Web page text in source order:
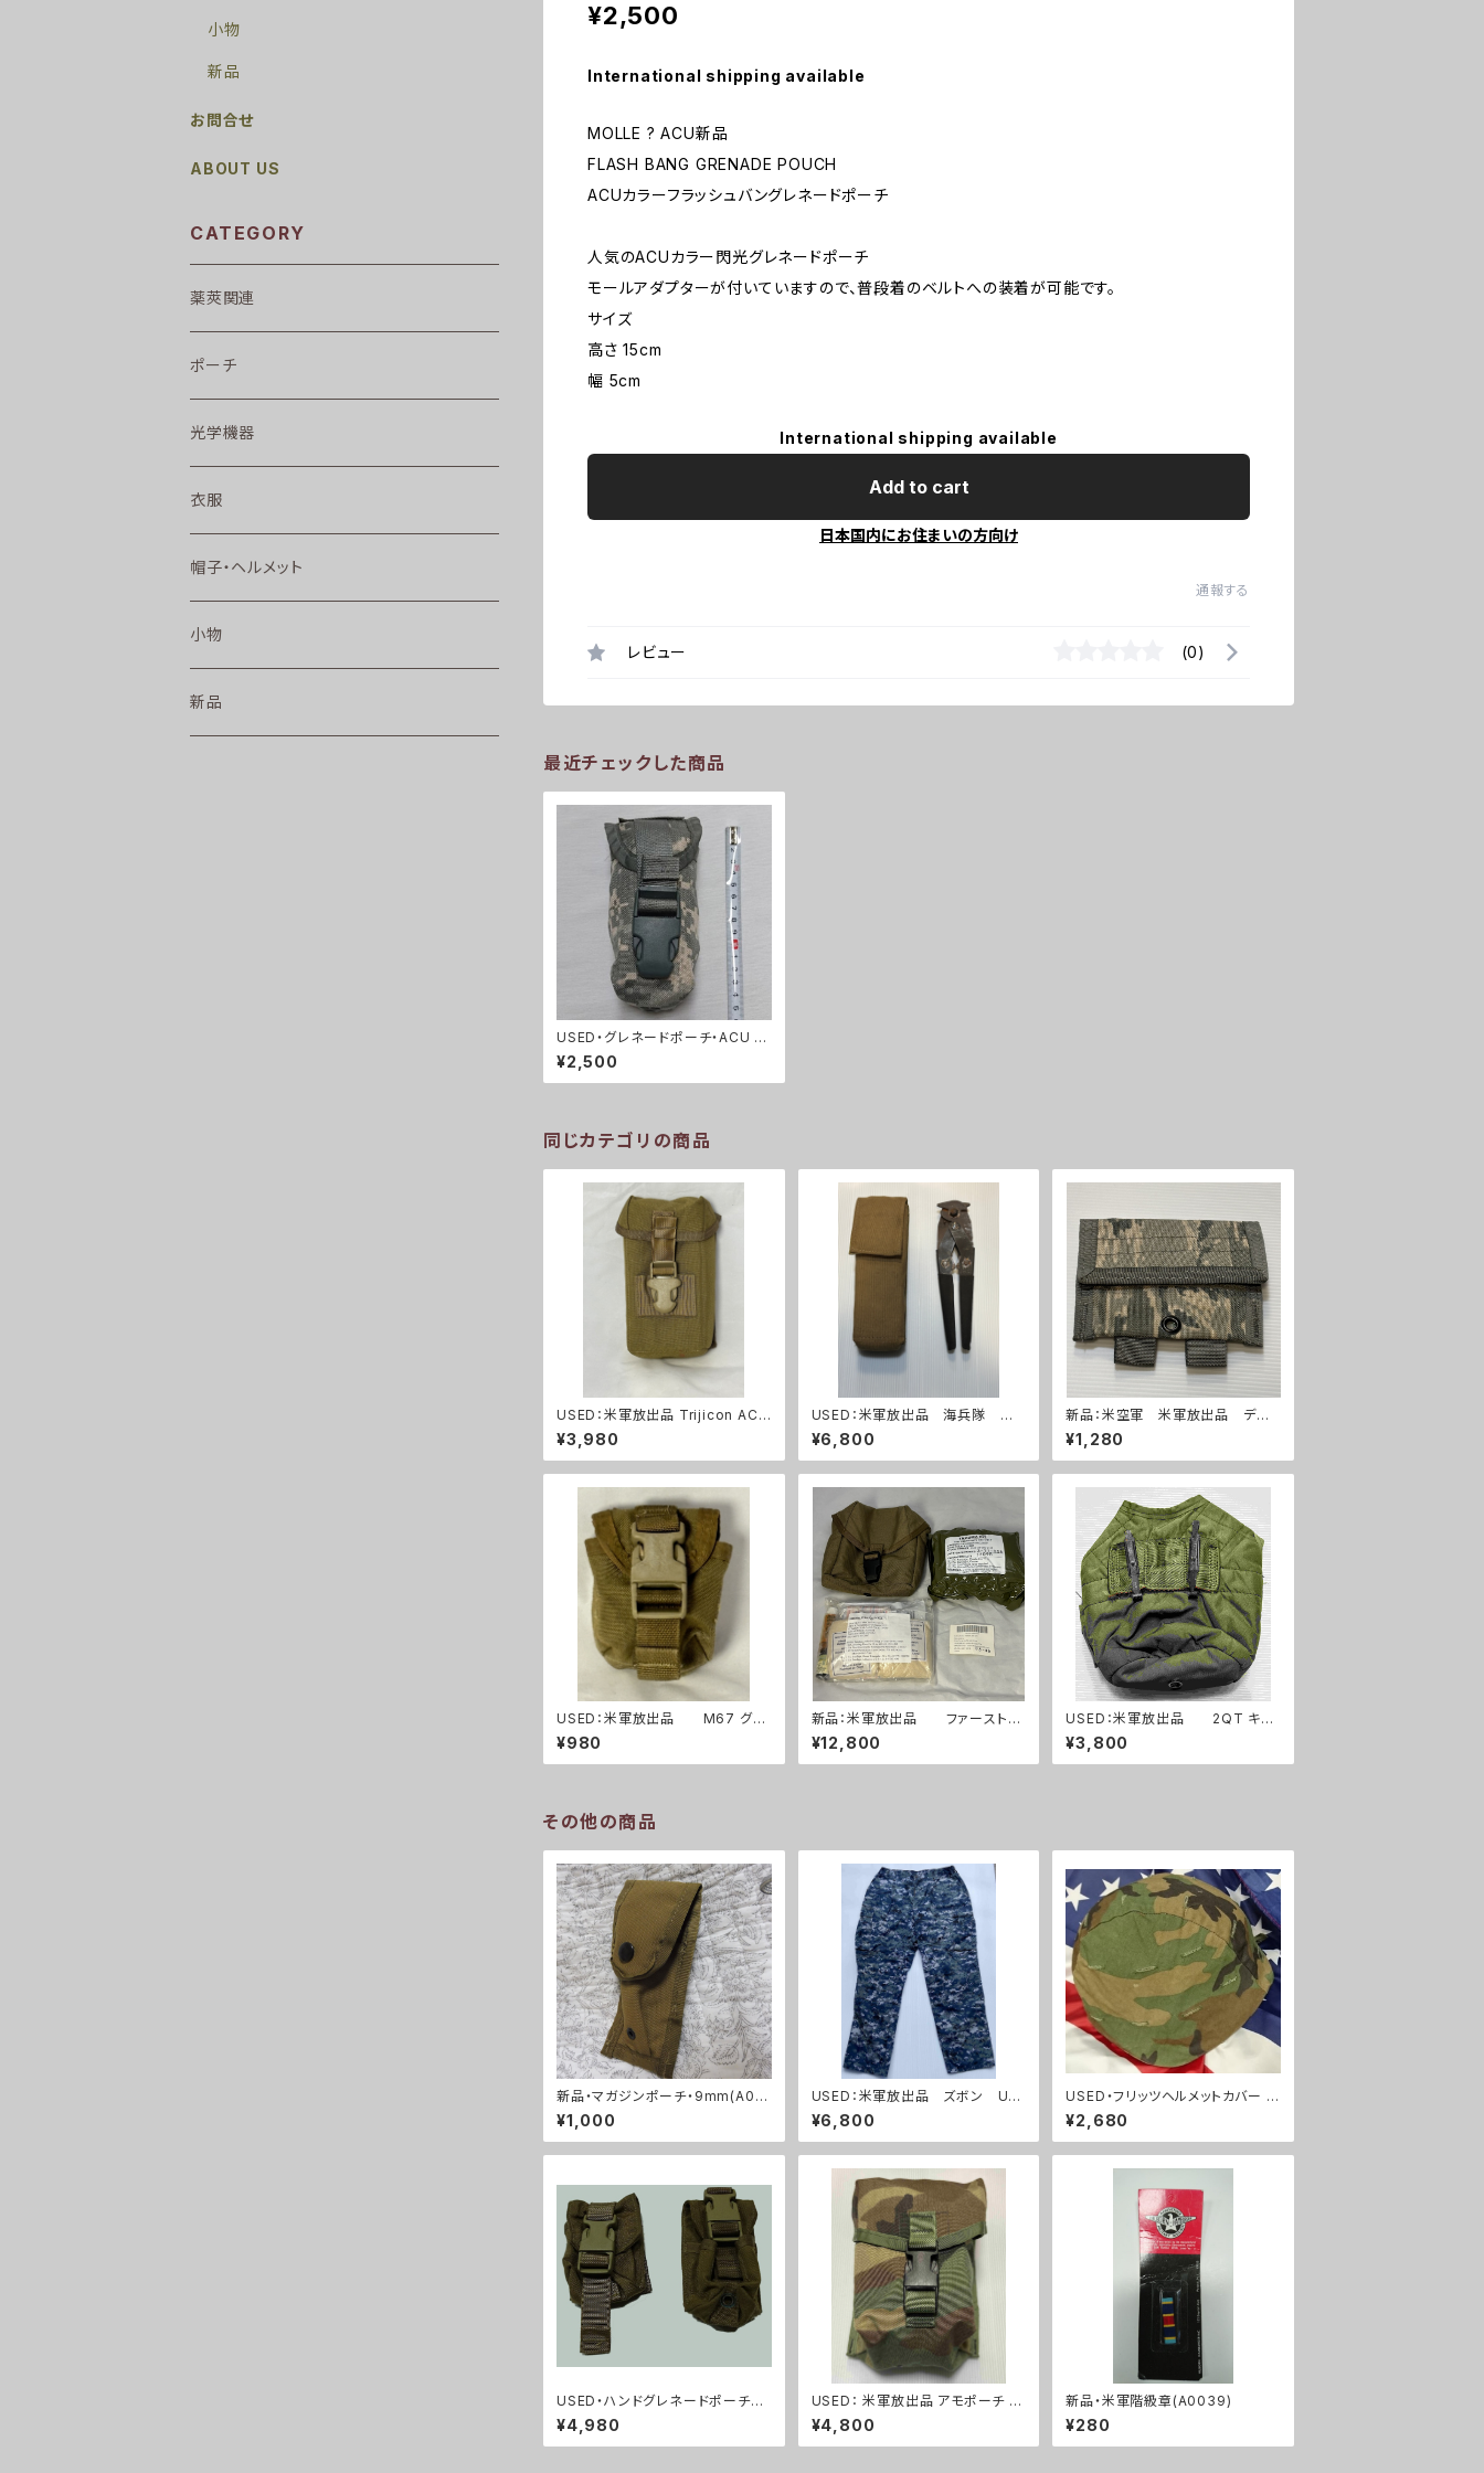
¥2,500
International shipping available
MOLLE ? ACU新品
FLASH BANG GRENADE POUCH
ACUカラーフラッシュバングレネードポーチ
人気のACUカラー閃光グレネードポーチ
モールアダプターが付いていますので、普段着のベルトへの装着が可能です。
サイズ
高さ 15cm
幅 5cm
International shipping available
Add to cart
日本国内にお住まいの方向け
通報する
レビュー (0)
最近チェックした商品
USED・グレネードポーチ・ACU フ
ラッシュバン(A0045)
¥2,500
同じカテゴリの商品
USED：米軍放出品 Trijicon ACO
G RCO トリジコン アコグ ポー
チ タンカラー(A288)
¥3,980
USED：米軍放出品 海兵隊
ワイヤーカッター+ポーチ(A0264)
¥6,800
新品：米空軍 米軍放出品 デジ
タルタイガー迷彩 ABU ユーティ
リティーポーチ(A0263)
¥1,280
USED：米軍放出品 M67 グレ
ネードポーチ コヨーテ USMC 海
兵隊(A0262)
¥980
新品：米軍放出品 ファーストエ
イドキット トラウマキット フルセ
ット(A0261)
¥12,800
USED：米軍放出品 2QT キャ
ンティーンポーチ OD(A0253)
¥3,800
その他の商品
新品・マガジンポーチ・9mm(A001
3)
¥1,000
USED：米軍放出品 ズボン US
NAVY NWU BDU S/M/Lサイズ
(A0200)
¥6,800
USED・フリッツヘルメットカバー ウ
ッドランド(A0030)
¥2,680
USED・ハンドグレネードポーチ2
個セット(A0031)
¥4,980
USED： 米軍放出品 アモポーチ ウ
ッドランド SAFARILAND SPEAR
100rd M60 SAW (A0227)
¥4,800
新品・米軍階級章(A0039)
¥280
小物
新品
お問合せ
ABOUT US
CATEGORY
薬莢関連
ポーチ
光学機器
衣服
帽子・ヘルメット
小物
新品